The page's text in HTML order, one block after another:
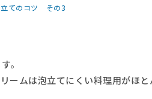
てのコツ その3
。
ームは泡立てにくい料理用がほ